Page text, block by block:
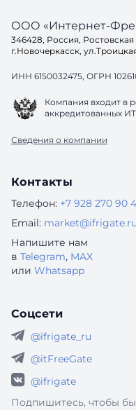
ООО «Интернет-
346428, Россия, Ростовская
г.Новочеркасск,
ИНН 6150032475, ОГРН
Компания входит в
аккредитованных
Сведения о компании
Контакты
Телефон: +7 928 270 90
Email: market@ifrigate.ru
Напишите нам
в Telegram, MAX
или Whatsapp
Соцсети
@ifrigate_ru
@itFreeGate
@ifrigate
Подпишитесь, чтобы